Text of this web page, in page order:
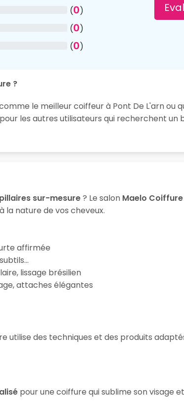
(0)
(0)
(0)
?
le meilleur coiffeur à Pont De L'arn ou
les autres utilisateurs qui recherchent un
sur-mesure? Le salon Maelo Coiffure
la nature de vos cheveux.
affirmée
lissage brésilien
attaches élégantes
utilise des techniques et des produits
pour une coiffure qui sublime son visage